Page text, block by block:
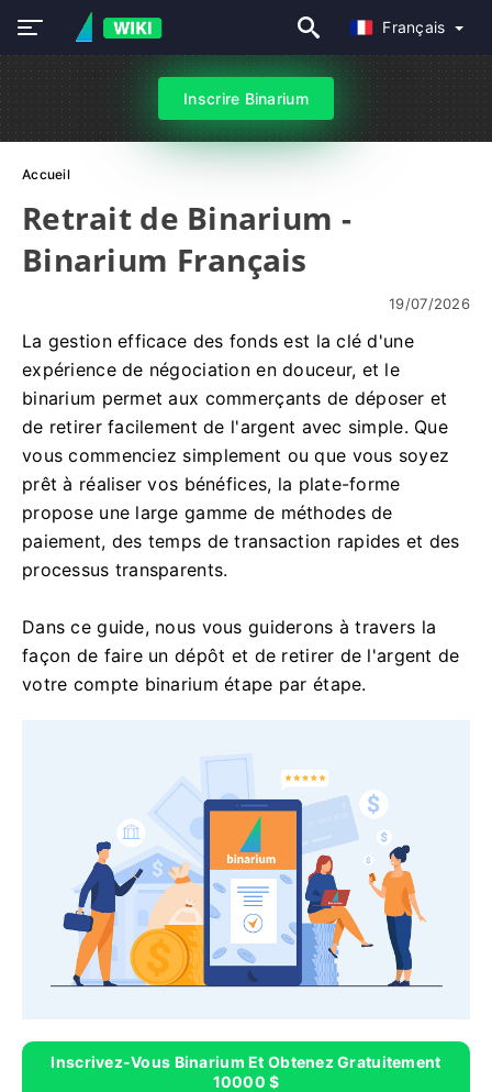
Français
Inscrire Binarium
Accueil
Retrait de Binarium -
Binarium Français
19/07/2026
La gestion efficace des fonds est la clé d'une
expérience de négociation en douceur, et le
binarium permet aux commerçants de déposer et
de retirer facilement de l'argent avec simple. Que
vous commenciez simplement ou que vous soyez
prêt à réaliser vos bénéfices, la plate-forme
propose une large gamme de méthodes de
paiement, des temps de transaction rapides et des
processus transparents.
Dans ce guide, nous vous guiderons à travers la
façon de faire un dépôt et de retirer de l'argent de
votre compte binarium étape par étape.
Inscrivez-Vous Binarium Et Obtenez Gratuitement
10000 $